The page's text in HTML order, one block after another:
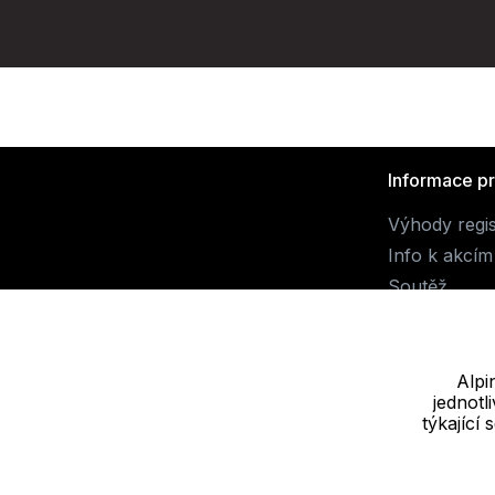
Informace
Výhody
Info k akcím
Soutěž
týkající